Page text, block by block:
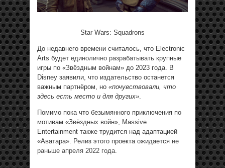
Star Wars: Squadrons
До недавнего времени считалось, что Electronic
Arts будет единолично разрабатывать крупные
игры по «Звёздным войнам» до 2023 года. В
Disney заявили, что издательство останется
важным партнёром, но «почувствовали, что
здесь есть место и для других».
Помимо пока что безымянного приключения по
мотивам «Звёздных войн», Massive
Entertainment также трудится над адаптацией
«Аватара». Релиз этого проекта ожидается не
раньше апреля 2022 года.